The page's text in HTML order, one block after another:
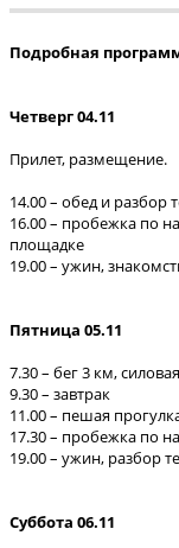
Подробная
Четверг 04.11
Прилет, размещение.
14.00 – обед и разбор
16.00 – пробежка по
площадке
19.00 – ужин,
Пятница 05.11
7.30 – бег 3 км,
9.30 – завтрак
11.00 – пешая
17.30 – пробежка по
19.00 – ужин, разбор
Суббота 06.11